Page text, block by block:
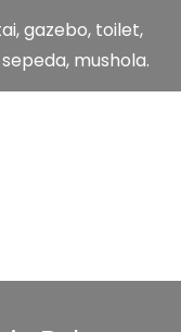
gazebo, toilet,
mushola.